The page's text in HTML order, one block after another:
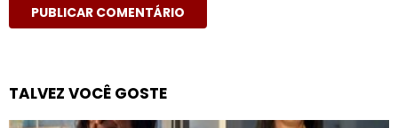
TALVEZ VOCÊ GOSTE